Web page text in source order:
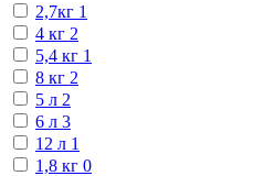
2,7кг 1
4 кг 2
5,4 кг 1
8 кг 2
5 л 2
6 л 3
12 л 1
1,8 кг 0